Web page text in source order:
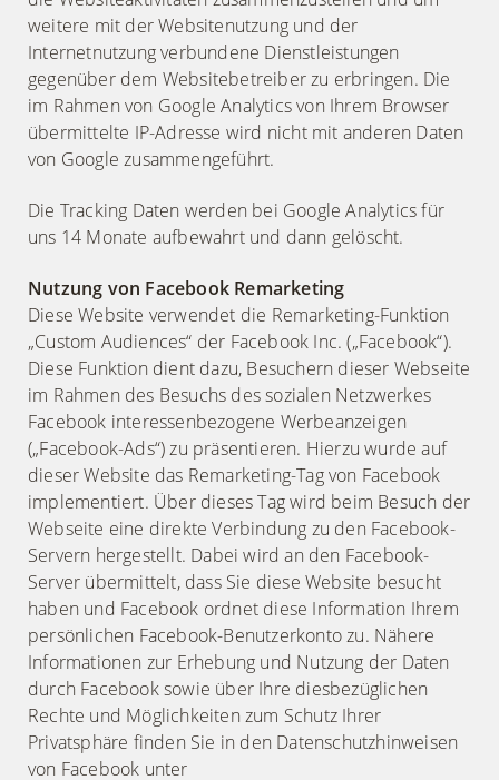
weitere mit der Websitenutzung und der
Internetnutzung verbundene Dienstleistungen
gegenüber dem Websitebetreiber zu erbringen. Die
im Rahmen von Google Analytics von Ihrem Browser
übermittelte IP-Adresse wird nicht mit anderen Daten
von Google zusammengeführt.
Die Tracking Daten werden bei Google Analytics für
uns 14 Monate aufbewahrt und dann gelöscht.
Nutzung von Facebook Remarketing
Diese Website verwendet die Remarketing-Funktion
„Custom Audiences“ der Facebook Inc. („Facebook“).
Diese Funktion dient dazu, Besuchern dieser Webseite
im Rahmen des Besuchs des sozialen Netzwerkes
Facebook interessenbezogene Werbeanzeigen
(„Facebook-Ads“) zu präsentieren. Hierzu wurde auf
dieser Website das Remarketing-Tag von Facebook
implementiert. Über dieses Tag wird beim Besuch der
Webseite eine direkte Verbindung zu den Facebook-
Servern hergestellt. Dabei wird an den Facebook-
Server übermittelt, dass Sie diese Website besucht
haben und Facebook ordnet diese Information Ihrem
persönlichen Facebook-Benutzerkonto zu. Nähere
Informationen zur Erhebung und Nutzung der Daten
durch Facebook sowie über Ihre diesbezüglichen
Rechte und Möglichkeiten zum Schutz Ihrer
Privatsphäre finden Sie in den Datenschutzhinweisen
von Facebook unter